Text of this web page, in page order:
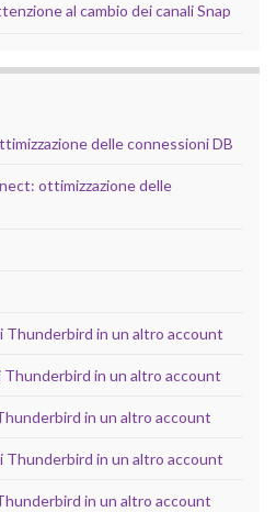
al cambio dei canali Snap
delle connessioni DB
ottimizzazione delle
Thunderbird in un altro account
in un altro account
in un altro account
Thunderbird in un altro account
in un altro account